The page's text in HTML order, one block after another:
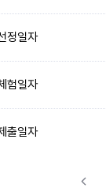
정일자
험일자
출일자